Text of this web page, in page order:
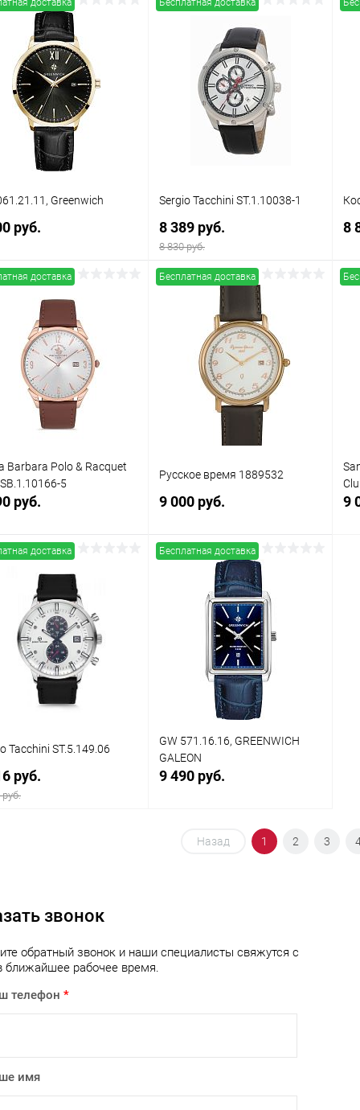
В корзину
в 1 Сравнение
В наличии
Купить в 1
Сравнение
В избранное В наличии
доставка
Greenwich
руб.
в 1 Сравнение
В наличии
Бесплатная доставка
Sergio Tacchini ST.1.10038-1
8 389 руб.
8 830 руб.
В корзину
Купить в 1
Сравнение
В избранное В наличии
8
доставка
Barbara Polo & Racquet
5
руб.
в 1 Сравнение
В наличии
Бесплатная доставка
Русское время 1889532
9 000 руб.
В корзину
Купить в 1
Сравнение
В избранное
9
доставка
Tacchini ST.5.149.06
руб.
В наличии
Бесплатная доставка
GW 571.16.16, GREENWICH
GALEON
9 490 руб.
В корзину
Назад 1 2 3
звонок
обратный звонок и наши специалисты свяжутся с
ближайшее рабочее время.
телефон *
имя